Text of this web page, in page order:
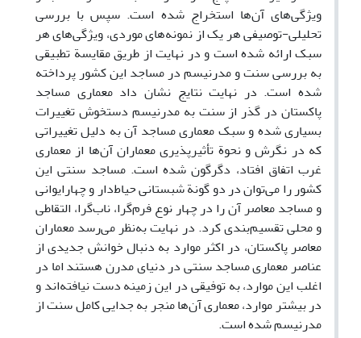
ویژگی‌های آن‌ها استخراج شده است. سپس با بررسی
تحلیلی-توصیفی هر یک از نمونه‌های موردی، ویژگی‌های هر
سبک ارائه شده است و در نهایت از طریق مقایسة تطبیقی
به بررسی سنت و مدرنیسم در مساجد این کشور پرداخته
شده است. در نهایت نتایج نشان داد معماری مساجد
پاکستان در گذر از سنت به مدرنیسم دستخوش تغییرات
بسیاری شده و سبک معماری مساجد آن به دلیل تغییراتی
که در نگرش و نحوة تأثیرپذیری معماران آن‌ها از معماری
غرب اتفاق افتاد، دگرگون شده است. مساجد سنتی این
کشور را می‌توان در دو گونة شبستانی حیاط‌دار و چهارایوانی
و مساجد معاصر آن را در چهار نوع فرم‌گرا، ناب‌گرا، التقاطی
و محلی تقسیم‌بندی کرد. در نهایت به‌نظر می‌رسد معماران
معاصر پاکستان، در اکثر موارد به دنبال خوانش جدیدی از
عناصر معماری مساجد سنتی در دنیای مدرن هستند اما در
اغلب این موارد، به توفیقی در این زمینه دست نیافته‌اند و
در بیشتر موارد، معماری آن‌ها منجر به جدایی کامل سنت از
مدرنیسم شده است.